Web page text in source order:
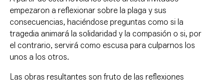
empezaron a reflexionar sobre la plaga y sus
consecuencias, haciéndose preguntas como si la
tragedia animará la solidaridad y la compasión o si, por
el contrario, servirá como escusa para culparnos los
unos a los otros.
Las obras resultantes son fruto de las reflexiones